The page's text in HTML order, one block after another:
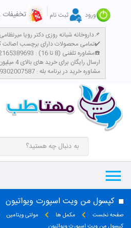
ورود ثبت نام تخفیفات
داروخانه شبانه روزی دکتر رویا میرنظامی📌
تمامی محصولات دارای برچسب اصالت کالا و سیب سلامت میباشند✔️
مشاوره تلفنی (8 تا 16) : 02165389693☎️
​ارسال رایگان برای خرید های بالای 4 میلیون تومان با پست پیشتاز
مشاوره خرید در برنامه بله : 09302007587
کپسول من ویت اسپورت ویواتیون
صفحه نخست مکمل ها مولتی ویتامین